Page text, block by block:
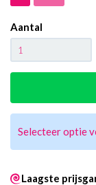
Aantal
Selecteer optie
Laagste